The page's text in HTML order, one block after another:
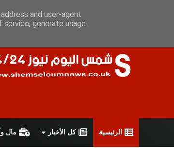
سياسة الخصوصية
الرئيسية كل الأخبار مال
and user-agent
generate usage